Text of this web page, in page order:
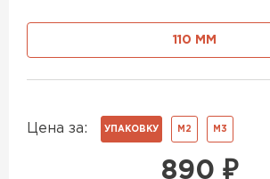
110 ММ
Цена за: УПАКОВКУ М2 М3
890 ₽
ПЕРЕЙТИ
ПЕРЕЙТИ
Утеплитель Дирок